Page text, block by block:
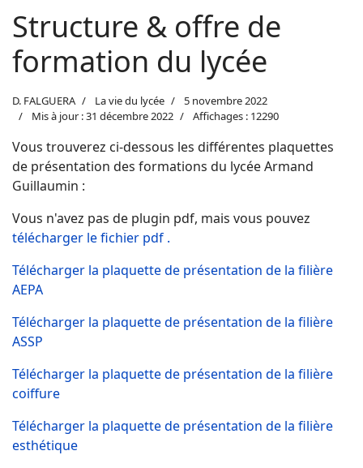
Structure & offre de
formation du lycée
D. FALGUERA La vie du lycée
5 novembre 2022
Mis à jour : 31 décembre 2022
Affichages : 12290
Vous trouverez ci-dessous les différentes plaquettes
de présentation des formations du lycée Armand
Guillaumin :
Vous n'avez pas de plugin pdf, mais vous pouvez
télécharger le fichier pdf .
Télécharger la plaquette de présentation de la filière
AEPA
Télécharger la plaquette de présentation de la filière
ASSP
Télécharger la plaquette de présentation de la filière
coiffure
Télécharger la plaquette de présentation de la filière
esthétique